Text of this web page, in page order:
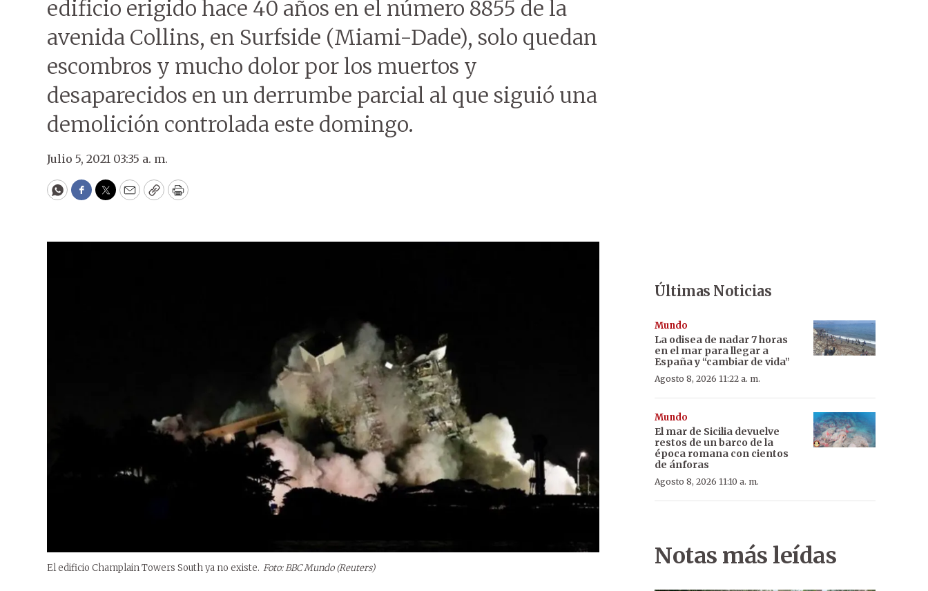
edificio erigido hace 40 años en el número 8855 de la
avenida Collins, en Surfside (Miami-Dade), solo quedan
escombros y mucho dolor por los muertos y
desaparecidos en un derrumbe parcial al que siguió una
demolición controlada este domingo.
Julio 5, 2021 03:35 a. m.
WhatsApp
Facebook
Twitter
EmailCopyPrint
El edificio Champlain Towers South ya no existe. Foto: BBC Mundo (Reuters)
Últimas Noticias
Mundo
La odisea de nadar 7 horas
en el mar para llegar a
España y “cambiar de vida”
Agosto 8, 2026 11:22 a. m.
Mundo
El mar de Sicilia devuelve
restos de un barco de la
época romana con cientos
de ánforas
Agosto 8, 2026 11:10 a. m.
Notas más leídas